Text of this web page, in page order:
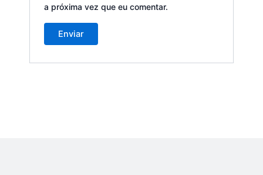
a próxima vez que eu comentar.